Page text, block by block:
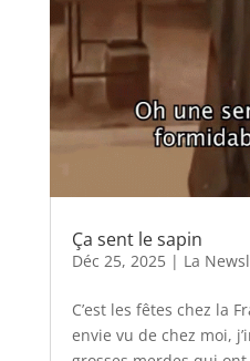
Ça sent le sapin
Déc 25, 2025| La
C’est les fêtes chez la
envie vu de chez moi,